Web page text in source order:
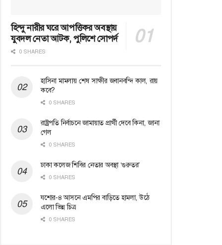
হিন্দু নারীর ঘরে আপত্তিকর অবস্থায়
যুবদল নেতা আটক, পুলিশে সোপর্দ
0 SHARES
হাসিনা মামলায় শেষ সাক্ষীর জবানবন্দি কাল, রায়
কবে?
0 SHARES
রাষ্ট্রপতি নির্বাচনে জামায়াত প্রার্থী দেবে কিনা, জানা
গেল
0 SHARES
ঢাকা কলেজ শিবির নেতার অবস্থা ‘গুরুতর’
0 SHARES
যশোর-৪ আসনে এমপির বাড়িতে হামলা, উঠে
এলো ভিন্ন চিত্র
0 SHARES